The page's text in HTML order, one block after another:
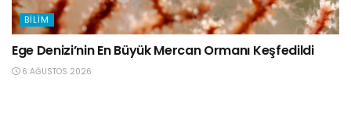
BILIM
Ege Denizi’nin En Büyük Mercan Ormanı Keşfedildi
6 AĞUSTOS 2026